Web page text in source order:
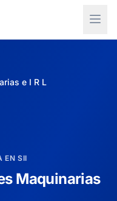
e I R L
EN SII
Maquinarias